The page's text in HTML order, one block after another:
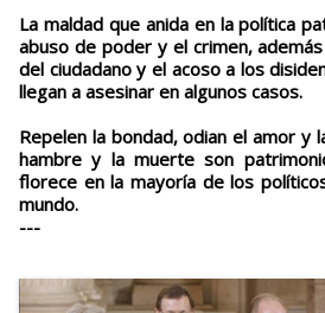
La maldad que anida en la política
abuso de poder y el crimen,
del ciudadano y el acoso a los
llegan a asesinar en algunos casos.
Repelen la bondad, odian el amor y
hambre y la muerte son
florece en la mayoría de los
mundo.
---